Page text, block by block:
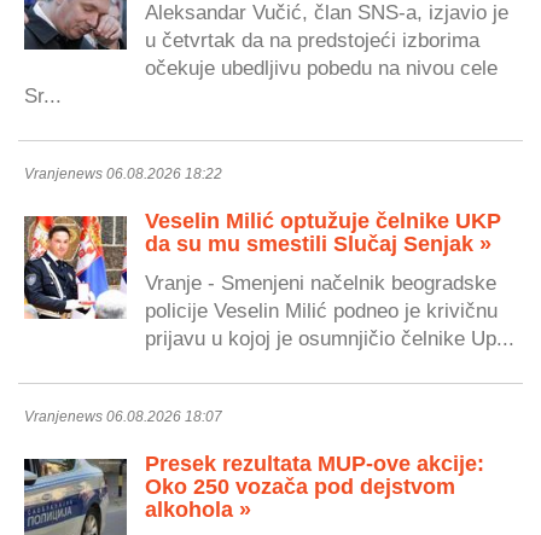
Aleksandar Vučić, član SNS-a, izjavio je
u četvrtak da na predstojeći izborima
očekuje ubedljivu pobedu na nivou cele
Sr...
Vranjenews 06.08.2026 18:22
Veselin Milić optužuje čelnike UKP
da su mu smestili Slučaj Senjak »
Vranje - Smenjeni načelnik beogradske
policije Veselin Milić podneo je krivičnu
prijavu u kojoj je osumnjičio čelnike Up...
Vranjenews 06.08.2026 18:07
Presek rezultata MUP-ove akcije:
Oko 250 vozača pod dejstvom
alkohola »